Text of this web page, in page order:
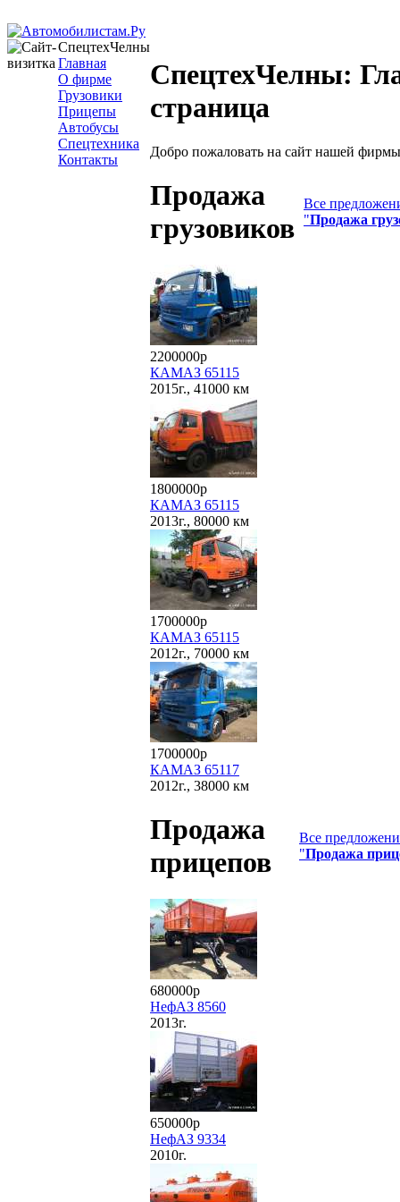
СпецтехЧелны
Главная
О фирме
Грузовики
Прицепы
Автобусы
Спецтехника
Контакты
СпецтехЧелны:
страница
Добро пожаловать на сайт нашей
Продажа
грузовиков
Все
"Продажа
2200000р
КАМАЗ 65115
2015г., 41000 км
1800000р
КАМАЗ 65115
2013г., 80000 км
1700000р
КАМАЗ 65115
2012г., 70000 км
1700000р
КАМАЗ 65117
2012г., 38000 км
Продажа
прицепов
Все
"Продажа
680000р
НефАЗ 8560
2013г.
650000р
НефАЗ 9334
2010г.